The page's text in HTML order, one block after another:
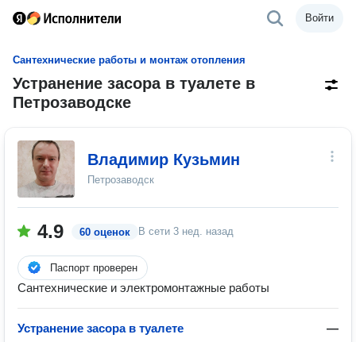
Войти
Сантехнические работы и монтаж отопления
Устранение засора в туалете в
Петрозаводске
Владимир Кузьмин
Петрозаводск
4.9 60 оценок В сети 3 нед. назад
Паспорт проверен
Сантехнические и электромонтажные работы
Устранение засора в туалете —